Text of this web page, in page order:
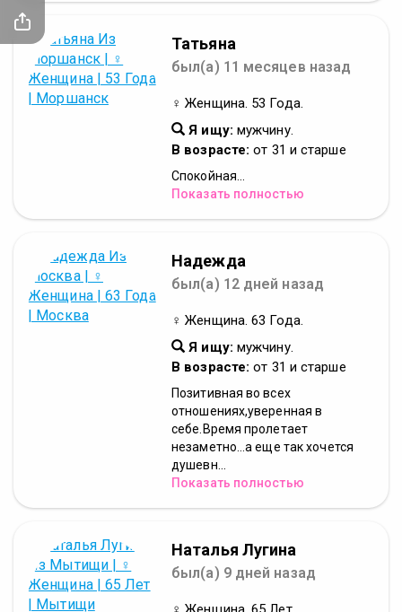
Татьяна
был(а) 11 месяцев назад
♀ Женщина. 53 Года.
Я ищу: мужчину.
В возрасте: от 31 и старше
Спокойная...
Показать полностью
Надежда
был(а) 12 дней назад
♀ Женщина. 63 Года.
Я ищу: мужчину.
В возрасте: от 31 и старше
Позитивная во всех
отношениях,уверенная в
себе.Время пролетает
незаметно...а еще так хочется
душевн...
Показать полностью
Наталья Лугина
был(а) 9 дней назад